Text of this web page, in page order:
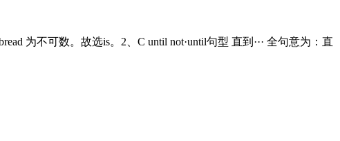
为不可数。故选is。2、C until not·until句型 直到··· 全句意为：直